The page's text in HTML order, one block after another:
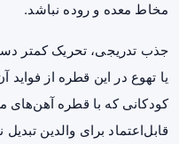
مخاط معده و روده نباشد.
جذب تدریجی، تحریک کمتر
یا تهوع در این قطره از
کودکانی که با قطره آهن‌های
قابل‌اعتماد برای والدین